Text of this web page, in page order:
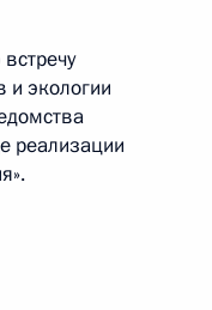
и экологии
реализации